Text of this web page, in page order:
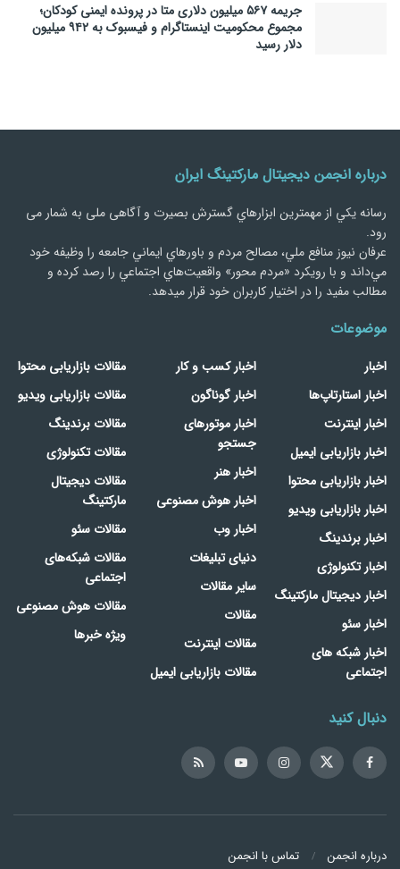
جریمه ۵۶۷ میلیون دلاری متا در پرونده ایمنی کودکان؛
مجموع محکومیت اینستاگرام و فیسبوک به ۹۴۲ میلیون
دلار رسید
درباره انجمن دیجیتال مارکتینگ ایران
رسانه يكي از مهمترین ابزارهاي گسترش بصیرت و آگاهی ملی به شمار می
رود.
عرفان نیوز منافع ملي، مصالح مردم و باورهاي ايماني جامعه را وظيفه خود
مي‌داند و با رويكرد «مردم‌ محور» واقعيت‌هاي اجتماعي را رصد کرده و
مطالب مفید را در اختیار کاربران خود قرار میدهد.
موضوعات
اخبار
اخبار استارتاپ‌ها
اخبار اینترنت
اخبار بازاریابی ایمیل
اخبار بازاریابی محتوا
اخبار بازاریابی ویدیو
اخبار برندینگ
اخبار تکنولوژی
اخبار دیجیتال مارکتینگ
اخبار سئو
اخبار شبکه های
اجتماعی
اخبار کسب و کار
اخبار گوناگون
اخبار موتورهای
جستجو
اخبار هنر
اخبار هوش مصنوعی
اخبار وب
دنیای تبلیغات
سایر مقالات
مقالات
مقالات اینترنت
مقالات بازاریابی ایمیل
مقالات بازاریابی محتوا
مقالات بازاریابی ویدیو
مقالات برندینگ
مقالات تکنولوژی
مقالات دیجیتال
مارکتینگ
مقالات سئو
مقالات شبکه‌های
اجتماعی
مقالات هوش مصنوعی
ویژه خبرها
دنبال کنید
درباره انجمن تماس با انجمن